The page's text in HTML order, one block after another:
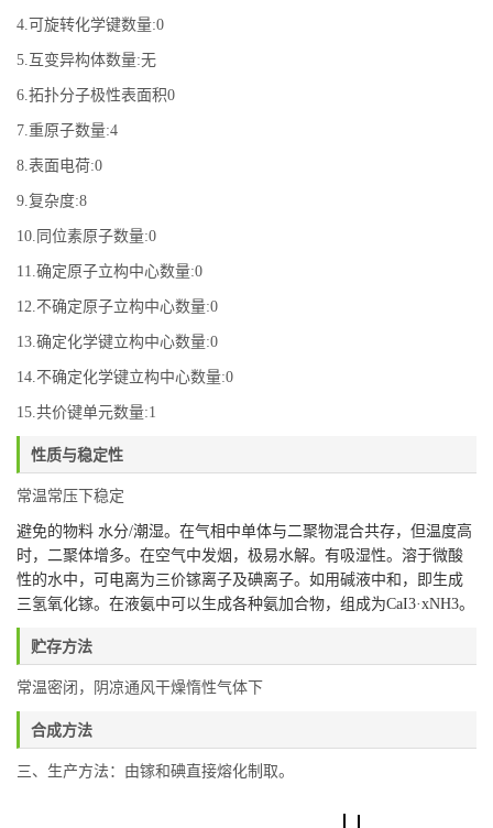
4.可旋转化学键数量:0
5.互变异构体数量:无
6.拓扑分子极性表面积0
7.重原子数量:4
8.表面电荷:0
9.复杂度:8
10.同位素原子数量:0
11.确定原子立构中心数量:0
12.不确定原子立构中心数量:0
13.确定化学键立构中心数量:0
14.不确定化学键立构中心数量:0
15.共价键单元数量:1
性质与稳定性
常温常压下稳定
避免的物料 水分/潮湿。在气相中单体与二聚物混合共存，但温度高
时，二聚体增多。在空气中发烟，极易水解。有吸湿性。溶于微酸
性的水中，可电离为三价镓离子及碘离子。如用碱液中和，即生成
三氢氧化镓。在液氨中可以生成各种氨加合物，组成为CaI3·xNH3。
贮存方法
常温密闭，阴凉通风干燥惰性气体下
合成方法
三、生产方法：由镓和碘直接熔化制取。